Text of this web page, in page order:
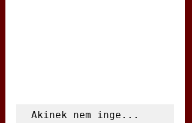
Akinek nem inge...